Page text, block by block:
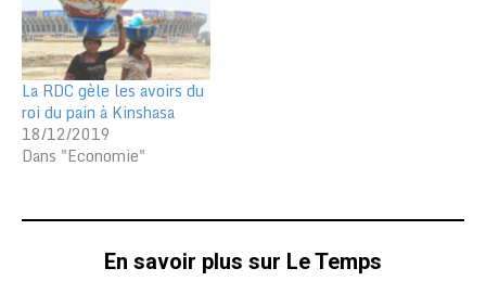
La RDC gèle les avoirs du
roi du pain à Kinshasa
18/12/2019
Dans "Economie"
En savoir plus sur Le Temps